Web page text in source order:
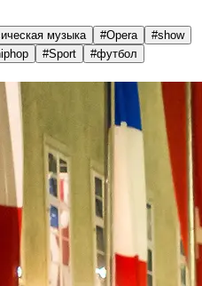
музыка #Opera #show
#Sport #футбол